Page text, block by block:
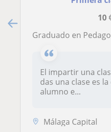
10
Graduado en Pedagogía, con aptitudes sociales de apoyo, especialización en alumnos con necesidades y
El impartir una
das una clase es
alumno e...
Málaga Capital